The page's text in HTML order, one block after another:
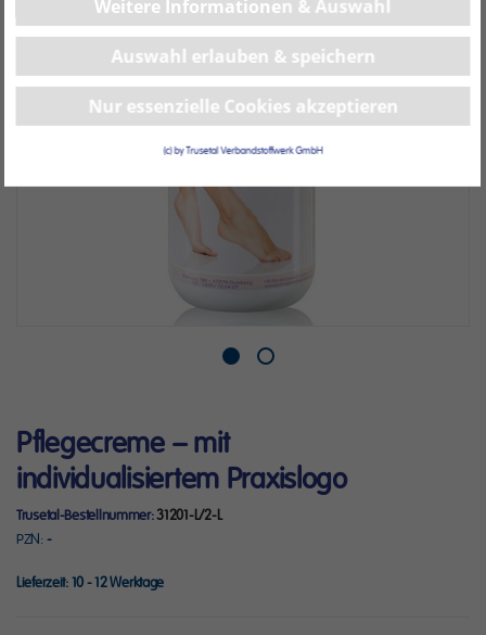
Anfang
der
Bildergalerie
springen
Pflegecreme – mit
individualisiertem Praxislogo
Trusetal-Bestellnummer 31201-L/2-L
PZN -
Lieferzeit: 10 - 12 Werktage
Weitere Informationen & Auswahl
Auswahl erlauben & speichern
Nur essenzielle Cookies akzeptieren
(c) by Trusetal Verbandstoffwerk GmbH